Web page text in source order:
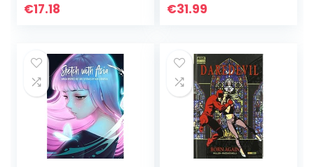
€17.18 €31.99